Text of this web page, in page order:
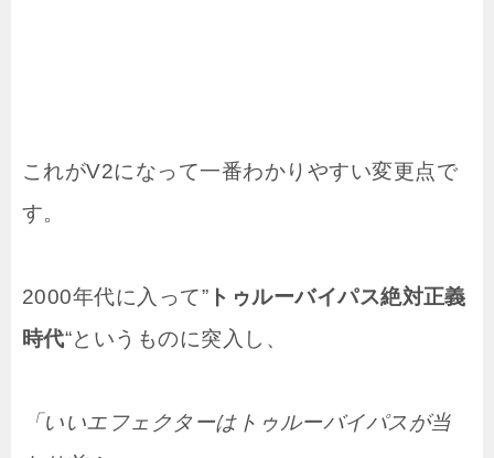
これがV2になって一番わかりやすい変更点で
す。
2000年代に入って” トゥルーバイパス絶対正義
時代“というものに突入し、
「いいエフェクターはトゥルーバイパスが当